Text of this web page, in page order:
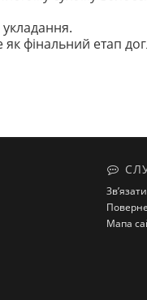
фінальний етап
Мапа